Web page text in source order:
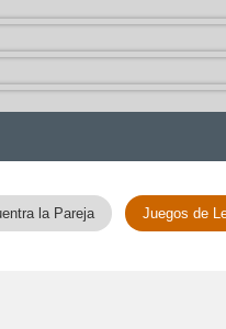
la Pareja Juegos de